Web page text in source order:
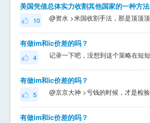
美国凭借总体实力收割其他国家的一种方法
10
有做im和ic价差的吗？
4
有做im和ic价差的吗？
5
有做im和ic价差的吗？